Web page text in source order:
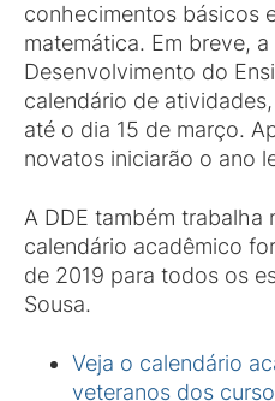
conhecimentos básicos
matemática. Em breve,
Desenvolvimento do
calendário de
até o dia 15 de março.
novatos iniciarão o ano
A DDE também trabalha
calendário acadêmico
de 2019 para todos os
Sousa.
Veja o calendário
veteranos dos